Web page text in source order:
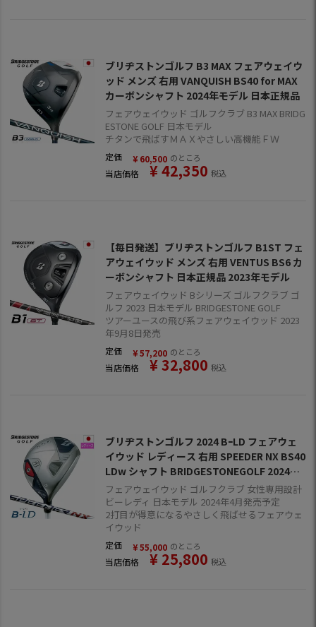
ブリヂストンゴルフ B3 MAX フェアウェイウ
ッド メンズ 右用 VANQUISH BS40 for MAX
カーボンシャフト 2024年モデル 日本正規品
フェアウェイウッド ゴルフクラブ B3 MAX BRIDG
ESTONE GOLF 日本モデル
チタンで飛ばすＭＡＸやさしい高機能ＦＷ
定価 ¥ 60,500 のところ
当店価格 ¥42,350 税込
【毎日発送】ブリヂストンゴルフ B1ST フェ
アウェイウッド メンズ 右用 VENTUS BS6 カ
ーボンシャフト 日本正規品 2023年モデル
フェアウェイウッド Bシリーズ ゴルフクラブ ゴ
ルフ 2023 日本モデル BRIDGESTONE GOLF
ツアーユースの飛び系フェアウェイウッド 2023
年9月8日発売
定価 ¥57,200 のところ
当店価格 ¥32,800 税込
ブリヂストンゴルフ 2024 BｰLD フェアウェ
イウッド レディース 右用 SPEEDER NX BS40
LDw シャフト BRIDGESTONEGOLF 2024年
モデル 日本正規品
フェアウェイウッド ゴルフクラブ 女性専用設計
ビーレディ 日本モデル 2024年4月発売予定
2打目が得意になるやさしく飛ばせるフェアウェ
イウッド
定価 ¥55,000 のところ
当店価格 ¥ 25,800 税込